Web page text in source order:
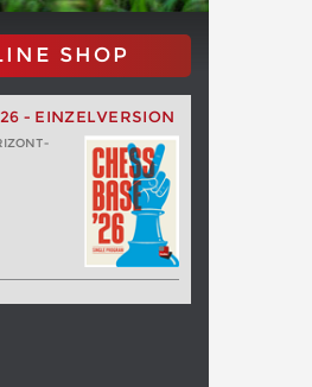
SHOP
- EINZELVERSION